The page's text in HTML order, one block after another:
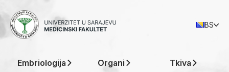
BS
Embriologija Organi Tkiva